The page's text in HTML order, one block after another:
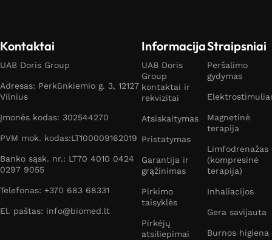
Kontaktai
UAB Doris Group
Adresas: Perkūnkiemio g. 3, 12127
Vilnius
Įmonės kodas: 302544270
PVM mok. kodas:LT100009162019
Banko sąsk. nr.: LT70 4010 0424
0297 9055
Telefonas: +370 683 68331
El. paštas: info@biomed.lt
Informacija
UAB Doris
Group
kontaktai ir
rekvizitai
Atsiskaitymas
Pristatymas
Garantija ir
grąžinimas
Pirkimo
taisyklės
Pirkėjų
atsiliepimai
Straipsniai
Peršalimo
gydymas
Magnetinė
terapija
Limfodrenažas
(kompresinė
terapija)
Inhaliacijos
Gera savijauta
Burnos higiena